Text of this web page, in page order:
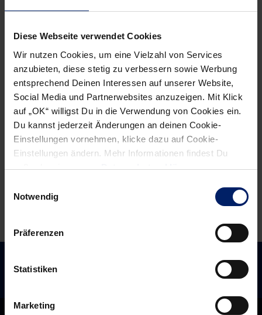
Diese Webseite verwendet Cookies
Wir nutzen Cookies, um eine Vielzahl von Services
anzubieten, diese stetig zu verbessern sowie Werbung
entsprechend Deinen Interessen auf unserer Website,
Social Media und Partnerwebsites anzuzeigen. Mit Klick
auf „OK“ willigst Du in die Verwendung von Cookies ein.
Du kannst jederzeit Änderungen an deinen Cookie-
Einstellungen vornehmen, klicke dazu auf Cookie-
Einstellungen ändern. Mehr Informationen findest Du
außerdem in unsererDatenschutzerklärung.
Notwendig
Präferenzen
Statistiken
Marketing
navigation
previous
News:
Vorzeige-
Löwe
bis
2016
(BNN)
News:
„Nach
vorne
schauen“